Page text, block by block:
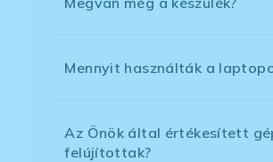
Mennyit használták a
Az Önök által értékesített
felújítottak?